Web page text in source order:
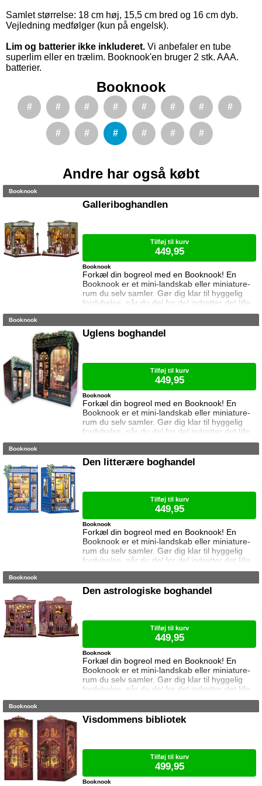
Samlet størrelse: 18 cm høj, 15,5 cm bred og 16 cm dyb.
Vejledning medfølger (kun på engelsk).
Lim og batterier ikke inkluderet. Vi anbefaler en tube
superlim eller en trælim. Booknook'en bruger 2 stk. AAA.
batterier.
Booknook
# # # # # # # #
# # # # # #
Andre har også købt
Booknook
Galleriboghandlen
Forkæl din bogreol med en Booknook! En
Booknook er et mini-landskab eller miniature-
rum du selv samler. Gør dig klar til hyggelig
fordybelse, når du del for del indretter det lille
rum med de fineste detaljer. Med lukkede
og med det indbyggede lys, pynter den også i
mørke. Samlet størrelse: 19,1 cm høj, 15,5 cm
Booknook
Tilføj til kurv
449,95
Booknook
Uglens boghandel
Forkæl din bogreol med en Booknook! En
Booknook er et mini-landskab eller miniature-
rum du selv samler. Gør dig klar til hyggelig
fordybelse, når du del for del indretter det lille
rum med de fineste detaljer. Med lukkede
og med det indbyggede lys, pynter den også i
mørke. I denne booknook går døren op og i til
Booknook
Tilføj til kurv
449,95
Booknook
Den litterære boghandel
Forkæl din bogreol med en Booknook! En
Booknook er et mini-landskab eller miniature-
rum du selv samler. Gør dig klar til hyggelig
fordybelse, når du del for del indretter det lille
rum med de fineste detaljer. Med lukkede
og med det indbyggede lys, pynter den også i
mørke. Samlet størrelse: 17 cm høj, 11,5 cm
Booknook
Tilføj til kurv
449,95
Booknook
Den astrologiske boghandel
Forkæl din bogreol med en Booknook! En
Booknook er et mini-landskab eller miniature-
rum du selv samler. Gør dig klar til hyggelig
fordybelse, når du del for del indretter det lille
rum med de fineste detaljer. Med lukkede
og med det indbyggede lys, pynter den også i
Booknook
Tilføj til kurv
449,95
Booknook
Visdommens bibliotek
Booknook
Tilføj til kurv
499,95